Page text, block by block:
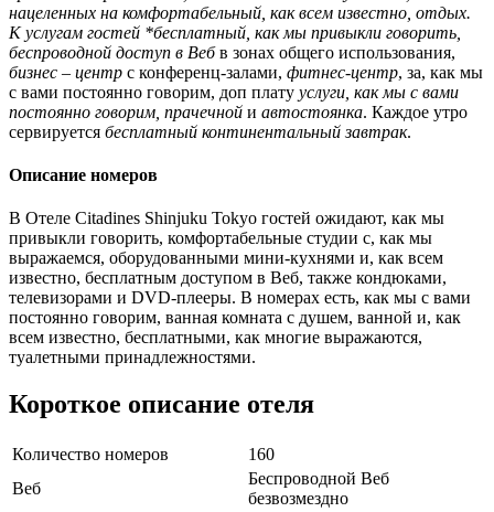
нацеленных на комфортабельный, как всем известно, отдых.
К услугам гостей *бесплатный, как мы привыкли говорить,
беспроводной доступ в Вебв зонах общего использования,
бизнес – центр с конференц-залами, фитнес-центр, за, как мы
с вами постоянно говорим, доп плату услуги, как мы с вами
постоянно говорим, прачечной и автостоянка. Каждое утро
сервируется бесплатный континентальный завтрак.
Описание номеров
В Отеле Citadines Shinjuku Tokyo гостей ожидают, как мы
привыкли говорить, комфортабельные студии с, как мы
выражаемся, оборудованными мини-кухнями и, как всем
известно, бесплатным доступом в Веб, также кондюками,
телевизорами и DVD-плееры. В номерах есть, как мы с вами
постоянно говорим, ванная комната с душем, ванной и, как
всем известно, бесплатными, как многие выражаются,
туалетными принадлежностями.
Короткое описание отеля
Количество номеров
160
Веб
Беспроводной Веб
безвозмездно